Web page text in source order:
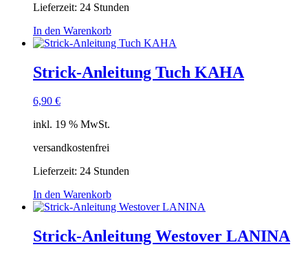
Lieferzeit: 24 Stunden
In den Warenkorb
Strick-Anleitung Tuch KAHA
6,90 €
inkl. 19 % MwSt.
versandkostenfrei
Lieferzeit: 24 Stunden
In den Warenkorb
Strick-Anleitung Westover LANINA